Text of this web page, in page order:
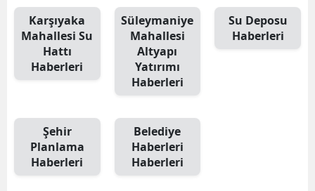
Gümüşhane
Hakkari
Hatay
Isparta
Mersin
İstanbul
İzmir
Karşıyaka
Mahallesi Su
Hattı
Haberleri
Süleymaniye
Mahallesi
Altyapı
Yatırımı
Haberleri
Su Deposu
Haberleri
Şehir
Planlama
Haberleri
Belediye
Haberleri
Haberleri